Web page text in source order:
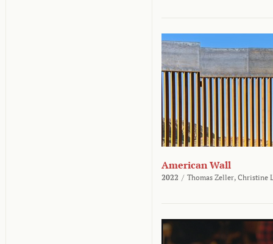
American Wall
2022 / Thomas Zeller, Christine